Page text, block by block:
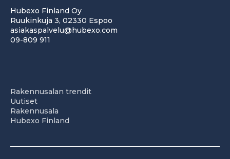
Hubexo Finland Oy
Ruukinkuja 3, 02330 Espoo
asiakaspalvelu@hubexo.com
09-809 911
Rakennusalan trendit
Uutiset
Rakennusala
Hubexo Finland